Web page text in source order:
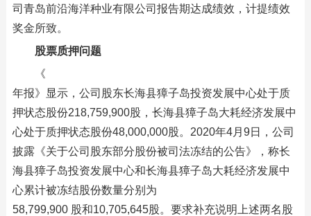
司青岛前沿海洋种业有限公司报告期达成绩效，计提绩效
奖金所致。
股票质押问题
《
年报》显示，公司股东长海县獐子岛投资发展中心处于质
押状态股份218,759,900股，长海县獐子岛大耗经济发展中
心处于质押状态股份48,000,000股。2020年4月9日，公司
披露《关于公司股东部分股份被司法冻结的公告》，称长
海县獐子岛投资发展中心和长海县獐子岛大耗经济发展中
心累计被冻结股份数量分别为
58,799,900 股和10,705,645股。要求补充说明上述两名股